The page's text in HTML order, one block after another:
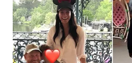
BESSMAN, J. D.;
Quantitative anisocytosis
discriminant between
thalassemia minor.
288-293, 1979.